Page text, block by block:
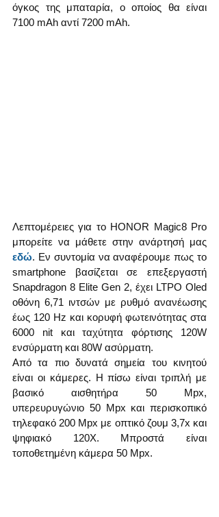
όγκος της μπαταρία, ο οποίος θα είναι
7100 mAh αντί 7200 mAh.
Λεπτομέρειες για το HONOR Magic8 Pro
εδώ. Εν συντομία να αναφέρουμε πως το
smartphone βασίζεται σε επεξεργαστή
Snapdragon 8 Elite Gen 2, έχει LTPO Oled
οθόνη 6,71 ιντσών με ρυθμό ανανέωσης
έως 120 Hz και κορυφή φωτεινότητας στα
6000 nit και ταχύτητα φόρτισης 120W
ενσύρματη και 80W ασύρματη.
Από τα πιο δυνατά σημεία του κινητού
είναι οι κάμερες. Η πίσω είναι τριπλή με
βασικό αισθητήρα 50 Mpx,
υπερευρυγώνιο 50 Mpx και περισκοπικό
τηλεφακό 200 Mpx με οπτικό ζουμ 3,7x και
ψηφιακό 120X. Μπροστά είναι
τοποθετημένη κάμερα 50 Mpx.